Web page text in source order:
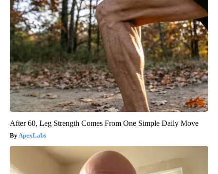
After 60, Leg Strength Comes From One Simple Daily Move
ApexLabs